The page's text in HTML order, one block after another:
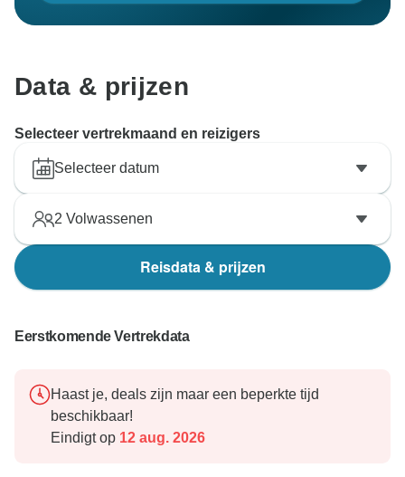
Data & prijzen
Selecteer vertrekmaand en reizigers
Selecteer datum
2 Volwassenen
Reisdata & prijzen
Eerstkomende Vertrekdata
Haast je, deals zijn maar een beperkte tijd
beschikbaar!
Eindigt op 12 aug. 2026